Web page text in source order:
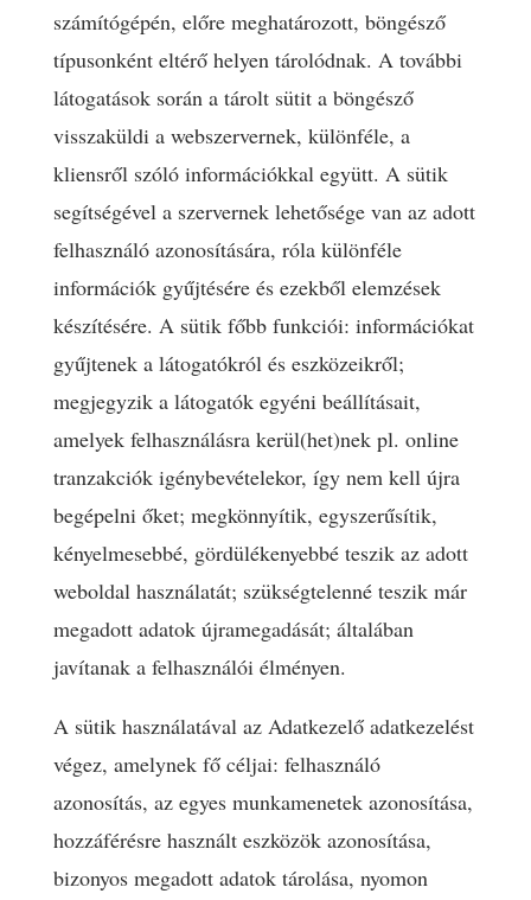
számítógépén, előre meghatározott, böngésző
típusonként eltérő helyen tárolódnak. A további
látogatások során a tárolt sütit a böngésző
visszaküldi a webszervernek, különféle, a
kliensről szóló információkkal együtt. A sütik
segítségével a szervernek lehetősége van az adott
felhasználó azonosítására, róla különféle
információk gyűjtésére és ezekből elemzések
készítésére. A sütik főbb funkciói: információkat
gyűjtenek a látogatókról és eszközeikről;
megjegyzik a látogatók egyéni beállításait,
amelyek felhasználásra kerül(het)nek pl. online
tranzakciók igénybevételekor, így nem kell újra
begépelni őket; megkönnyítik, egyszerűsítik,
kényelmesebbé, gördülékenyebbé teszik az adott
weboldal használatát; szükségtelenné teszik már
megadott adatok újramegadását; általában
javítanak a felhasználói élményen.
A sütik használatával az Adatkezelő adatkezelést
végez, amelynek fő céljai: felhasználó
azonosítás, az egyes munkamenetek azonosítása,
hozzáférésre használt eszközök azonosítása,
bizonyos megadott adatok tárolása, nyomon